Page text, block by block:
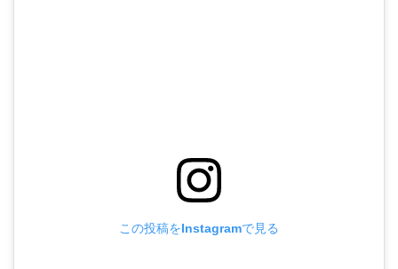
この投稿をInstagramで見る